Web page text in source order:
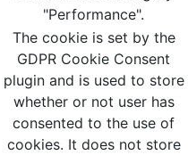
"Performance".
The cookie is set by the
GDPR Cookie Consent
plugin and is used to store
whether or not user has
consented to the use of
cookies. It does not store